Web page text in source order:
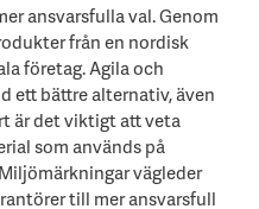
ansvarsfulla val. Genom
från en nordisk
företag. Agila och
ett bättre alternativ, även
är det viktigt att veta
som används på
vägleder
till mer ansvarsfull